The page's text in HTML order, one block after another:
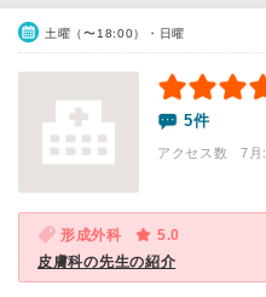
土曜（〜18:00）・日曜
5件
アクセス数 7月:
形成外科
5.0
皮膚科の先生の紹介